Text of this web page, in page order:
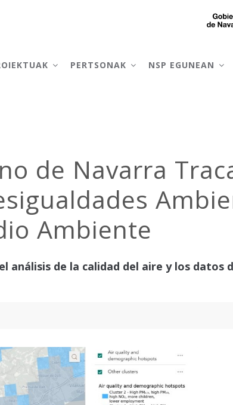
PERTSONAK NSP EGUNEAN
de Navarra
Ambiente
de la calidad del aire y los datos